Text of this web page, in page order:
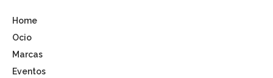
Home
Ocio
Marcas
Eventos